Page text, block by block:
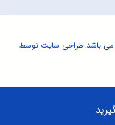
طراحی سایتتوسط